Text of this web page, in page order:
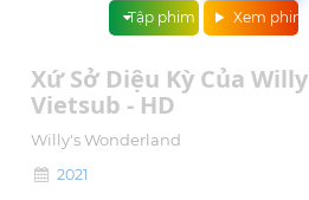
Xem phim
Tập phim
Xứ Sở Diệu Kỳ Của Willy
Vietsub - HD
Willy's Wonderland
2021